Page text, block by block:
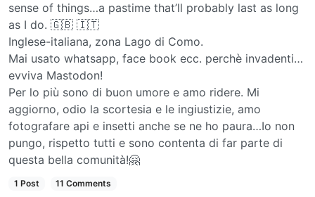
sense of things…a pastime that’ll probably last as long
as I do. 🇬🇧 🇮🇹
Inglese-italiana, zona Lago di Como.
Mai usato whatsapp, face book ecc. perchè invadenti…
evviva Mastodon!
Per lo più sono di buon umore e amo ridere. Mi
aggiorno, odio la scortesia e le ingiustizie, amo
fotografare api e insetti anche se ne ho paura…Io non
pungo, rispetto tutti e sono contenta di far parte di
questa bella comunità!🤗
1 Post 11 Comments